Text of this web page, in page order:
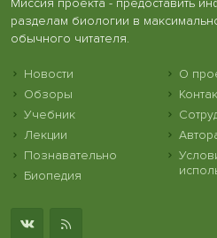
разделам биологии в
обычного читателя.
Новости
Обзоры
Учебник
Лекции
Познавательно
Биопедия
О